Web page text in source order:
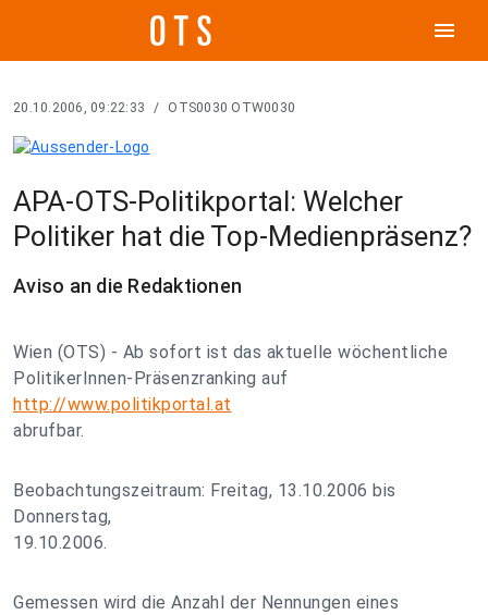
menu
20.10.2006, 09:22:33 / OTS0030 OTW0030
APA-OTS-Politikportal: Welcher
Politiker hat die Top-Medienpräsenz?
Aviso an die Redaktionen
Wien (OTS) - Ab sofort ist das aktuelle wöchentliche
PolitikerInnen-Präsenzranking auf
http://www.politikportal.at
abrufbar.
Beobachtungszeitraum: Freitag, 13.10.2006 bis
Donnerstag,
19.10.2006.
Gemessen wird die Anzahl der Nennungen eines